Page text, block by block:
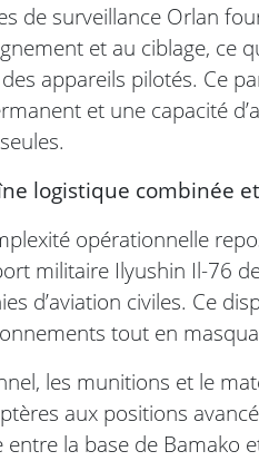
de surveillance Orlan
et au ciblage, ce
appareils pilotés. Ce
et une capacité
logistique combinée
opérationnelle
militaire Ilyushin Il-76
d’aviation civiles. Ce
tout en
les munitions et le
aux positions
entre la base de Bamako